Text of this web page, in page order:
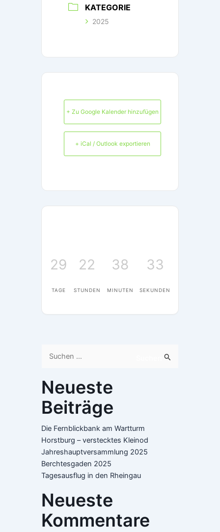
KATEGORIE
2025
+ Zu Google Kalender hinzufügen
+ iCal / Outlook exportieren
29
TAGE
22
STUNDEN
38
MINUTEN
33
SEKUNDEN
nach:
Neueste
Beiträge
Die Fernblickbank am Wartturm
Horstburg – verstecktes Kleinod
Jahreshauptversammlung 2025
Berchtesgaden 2025
Tagesausflug in den Rheingau
Neueste
Kommentare